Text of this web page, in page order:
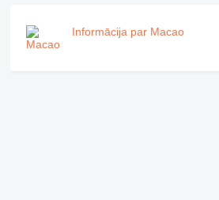
Informācija par Macao